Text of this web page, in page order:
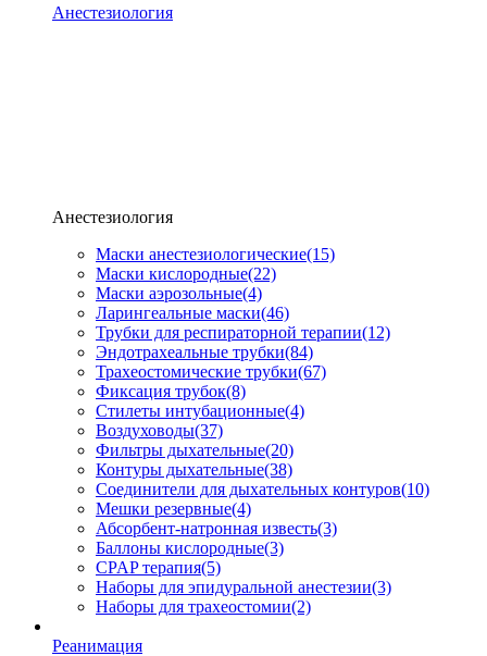
Анестезиология
Анестезиология
Маски анестезиологические(15)
Маски кислородные(22)
Маски аэрозольные(4)
Ларингеальные маски(46)
Трубки для респираторной терапии(12)
Эндотрахеальные трубки(84)
Трахеостомические трубки(67)
Фиксация трубок(8)
Стилеты интубационные(4)
Воздуховоды(37)
Фильтры дыхательные(20)
Контуры дыхательные(38)
Соединители для дыхательных контуров(10)
Мешки резервные(4)
Абсорбент-натронная известь(3)
Баллоны кислородные(3)
CPAP терапия(5)
Наборы для эпидуральной анестезии(3)
Наборы для трахеостомии(2)
Реанимация